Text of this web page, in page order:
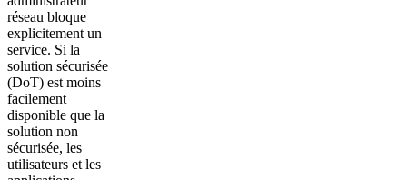
réseau bloque
explicitement un
service. Si la
solution sécurisée
(DoT) est moins
facilement
disponible que la
solution non
sécurisée, les
utilisateurs et les